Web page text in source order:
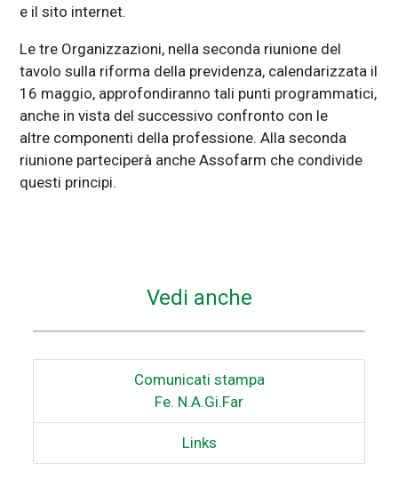
e il sito internet.
Le tre Organizzazioni, nella seconda riunione del
tavolo sulla riforma della previdenza, calendarizzata il
16 maggio, approfondiranno tali punti programmatici,
anche in vista del successivo confronto con le
altre componenti della professione. Alla seconda
riunione parteciperà anche Assofarm che condivide
questi principi.
Vedi anche
Comunicati stampa
Fe. N.A.Gi.Far
Links